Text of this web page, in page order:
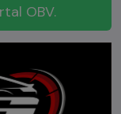
OBV.